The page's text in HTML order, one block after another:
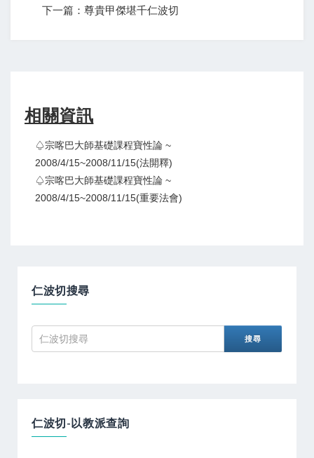
下一篇：尊貴甲傑堪千仁波切
相關資訊
♤宗喀巴大師基礎課程寶性論 ~
2008/4/15~2008/11/15(法開釋)
♤宗喀巴大師基礎課程寶性論 ~
2008/4/15~2008/11/15(重要法會)
仁波切搜尋
仁波切-以教派查詢